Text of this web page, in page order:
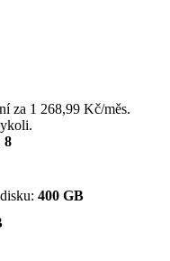
za 1 268,99 Kč/měs.
8
400 GB